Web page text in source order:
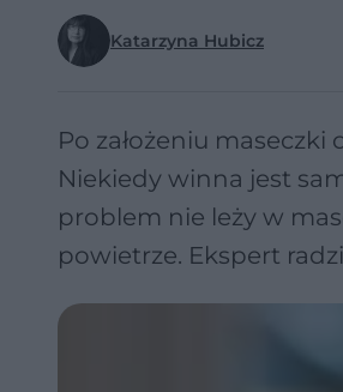
Katarzyna Hubicz
Po założeniu
Niekiedy winna jest
problem nie leży w
powietrze. Ekspert